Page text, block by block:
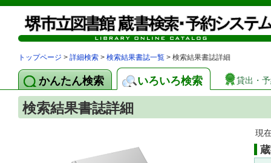
トップページ > 詳細検索 > 検索結果書誌一覧 > 検索結果書誌詳細
かんたん検索 いろいろ検索 貸出・
検索結果書誌詳細
現